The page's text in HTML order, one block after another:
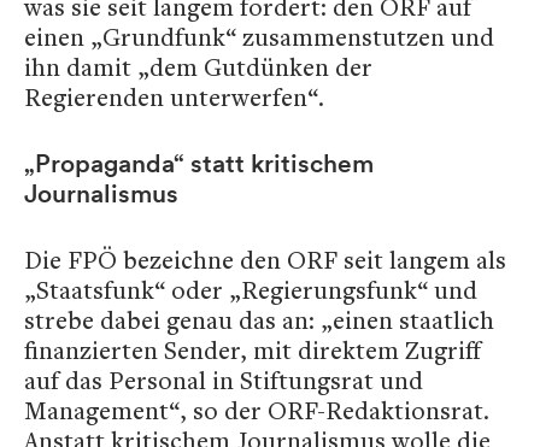
was sie seit langem fordert: den ORF auf
einen „Grundfunk“ zusammenstutzen und
ihn damit „dem Gutdünken der
Regierenden unterwerfen“.
„Propaganda“ statt kritischem
Journalismus
Die FPÖ bezeichne den ORF seit langem als
„Staatsfunk“ oder „Regierungsfunk“ und
strebe dabei genau das an: „einen staatlich
finanzierten Sender, mit direktem Zugriff
auf das Personal in Stiftungsrat und
Management“, so der ORF-Redaktionsrat.
Anstatt kritischem Journalismus wolle die